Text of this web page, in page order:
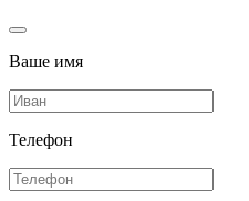
Ваше имя
Телефон